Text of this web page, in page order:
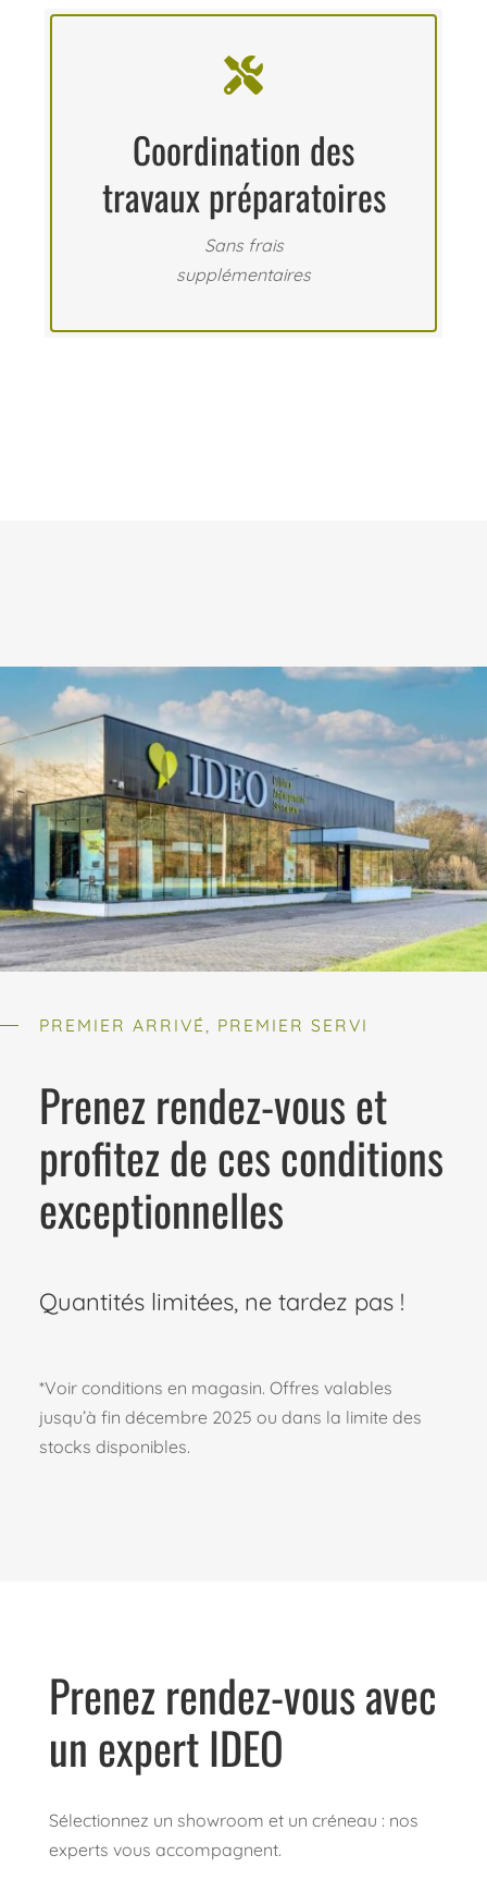

Coordination des
travaux préparatoires
Sans frais
supplémentaires
PREMIER ARRIVÉ, PREMIER SERVI
Prenez rendez-vous et
profitez de ces conditions
exceptionnelles
Quantités limitées, ne tardez pas !
*Voir conditions en magasin. Offres valables
jusqu’à fin décembre 2025 ou dans la limite des
stocks disponibles.
Prenez rendez-vous avec
un expert IDEO
Sélectionnez un showroom et un créneau : nos
experts vous accompagnent.